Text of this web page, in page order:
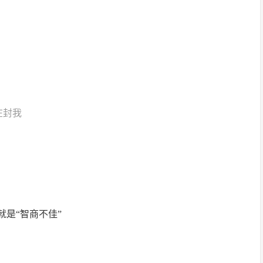
封我
是“智商不佳”